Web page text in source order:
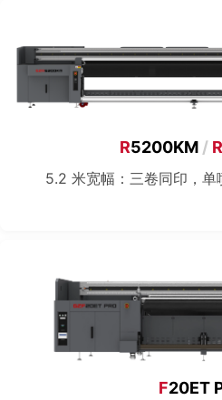
R5200KM / R
5.2 米宽幅：三卷同印，
F20ET